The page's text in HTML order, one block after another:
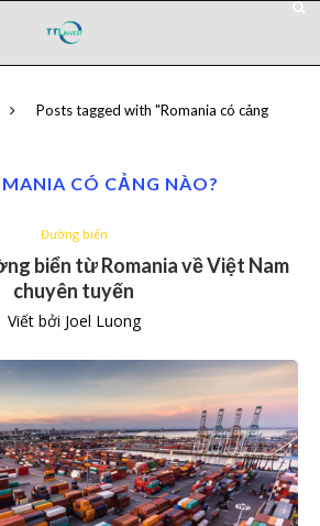
Posts tagged with "Romania có cảng
CÓ CẢNG NÀO?
Đường biển
biển từ Romania về Việt Nam
chuyên tuyến
Viết bởi Joel Luong